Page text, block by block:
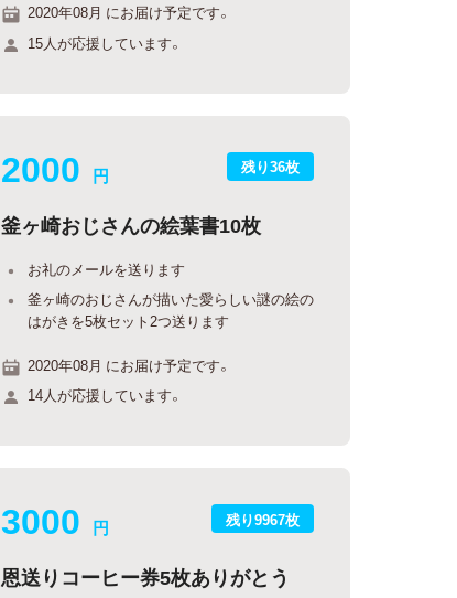
2020年08月 にお届け予定です。
15人が応援しています。
残り36枚
2000 円
釜ヶ崎おじさんの絵葉書10枚
お礼のメールを送ります
釜ヶ崎のおじさんが描いた愛らしい謎の絵の
はがきを5枚セット2つ送ります
2020年08月 にお届け予定です。
14人が応援しています。
残り9967枚
3000 円
恩送りコーヒー券5枚ありがとう